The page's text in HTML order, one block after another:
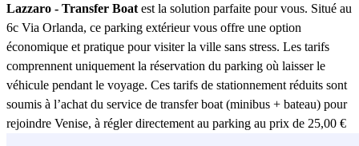
Lazzaro - Transfer Boat est la solution parfaite pour vous. Situé au
6c Via Orlanda, ce parking extérieur vous offre une option
économique et pratique pour visiter la ville sans stress. Les tarifs
comprennent uniquement la réservation du parking où laisser le
véhicule pendant le voyage. Ces tarifs de stationnement réduits sont
soumis à l’achat du service de transfer boat (minibus + bateau) pour
rejoindre Venise, à régler directement au parking au prix de 25,00 €